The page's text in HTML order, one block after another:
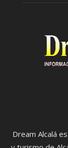
Dream Alcalá